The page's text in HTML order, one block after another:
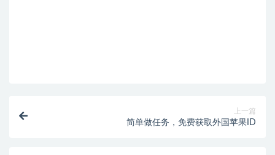
上一篇
简单做任务，免费获取外国苹果ID